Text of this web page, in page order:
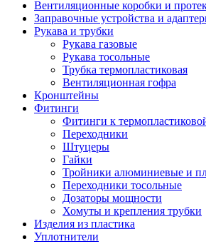
Вентиляционные коробки и
Заправочные устройства и
Рукава и трубки
Рукава газовые
Рукава тосольные
Трубка термопластиковая
Вентиляционная гофра
Кронштейны
Фитинги
Фитинги к
Переходники
Штуцеры
Гайки
Тройники алюминиевые и
Переходники тосольные
Дозаторы мощности
Хомуты и крепления трубки
Изделия из пластика
Уплотнители